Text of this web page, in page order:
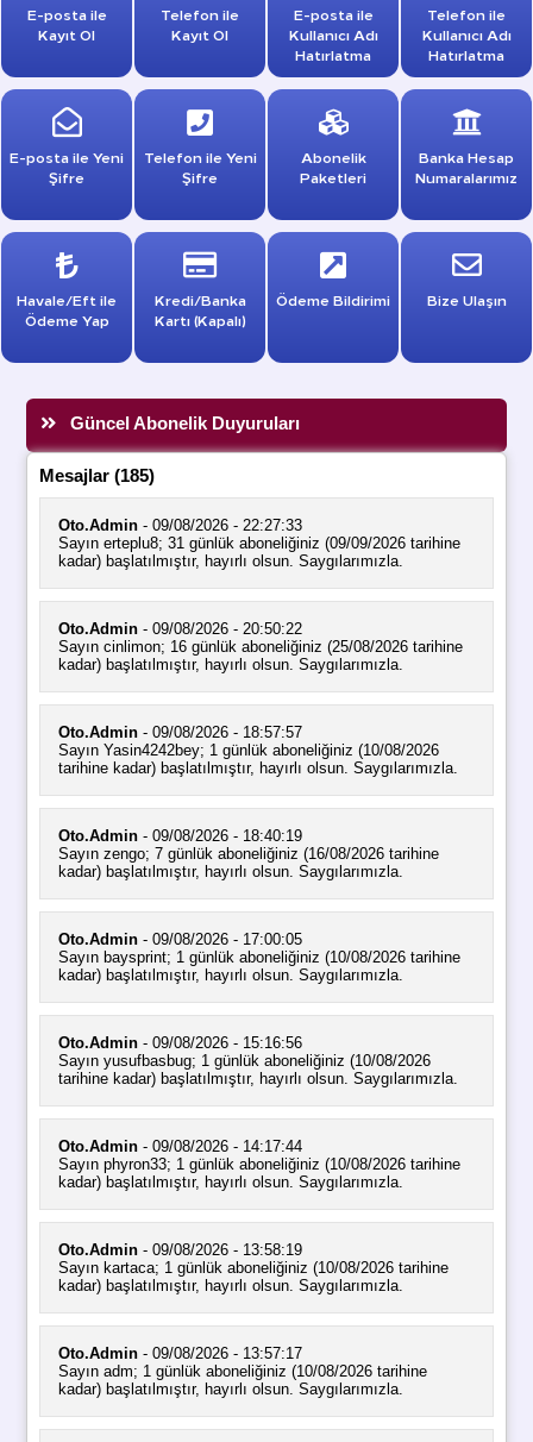
E-posta ile
Kayıt Ol
Telefon ile
Kayıt Ol
E-posta ile
Kullanıcı Adı
Hatırlatma
Telefon ile
Kullanıcı Adı
Hatırlatma
E-posta ile Yeni
Şifre
Telefon ile Yeni
Şifre
Abonelik
Paketleri
Banka Hesap
Numaralarımız
Havale/Eft ile
Ödeme Yap
Kredi/Banka
Kartı (Kapalı)
Ödeme Bildirimi Bize Ulaşın
Güncel Abonelik Duyuruları
Mesajlar (185)
Oto.Admin - 09/08/2026 - 22:27:33
Sayın erteplu8; 31 günlük aboneliğiniz (09/09/2026 tarihine
kadar) başlatılmıştır, hayırlı olsun. Saygılarımızla.
Oto.Admin - 09/08/2026 - 20:50:22
Sayın cinlimon; 16 günlük aboneliğiniz (25/08/2026 tarihine
kadar) başlatılmıştır, hayırlı olsun. Saygılarımızla.
Oto.Admin - 09/08/2026 - 18:57:57
Sayın Yasin4242bey; 1 günlük aboneliğiniz (10/08/2026
tarihine kadar) başlatılmıştır, hayırlı olsun. Saygılarımızla.
Oto.Admin - 09/08/2026 - 18:40:19
Sayın zengo; 7 günlük aboneliğiniz (16/08/2026 tarihine
kadar) başlatılmıştır, hayırlı olsun. Saygılarımızla.
Oto.Admin - 09/08/2026 - 17:00:05
Sayın baysprint; 1 günlük aboneliğiniz (10/08/2026 tarihine
kadar) başlatılmıştır, hayırlı olsun. Saygılarımızla.
Oto.Admin - 09/08/2026 - 15:16:56
Sayın yusufbasbug; 1 günlük aboneliğiniz (10/08/2026
tarihine kadar) başlatılmıştır, hayırlı olsun. Saygılarımızla.
Oto.Admin - 09/08/2026 - 14:17:44
Sayın phyron33; 1 günlük aboneliğiniz (10/08/2026 tarihine
kadar) başlatılmıştır, hayırlı olsun. Saygılarımızla.
Oto.Admin - 09/08/2026 - 13:58:19
Sayın kartaca; 1 günlük aboneliğiniz (10/08/2026 tarihine
kadar) başlatılmıştır, hayırlı olsun. Saygılarımızla.
Oto.Admin - 09/08/2026 - 13:57:17
Sayın adm; 1 günlük aboneliğiniz (10/08/2026 tarihine
kadar) başlatılmıştır, hayırlı olsun. Saygılarımızla.